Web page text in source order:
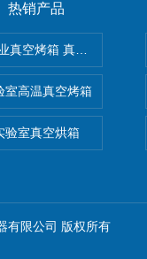
热销产品
真空烤箱 真空烘箱
室高温真空烤箱
验室真空烘箱
有限公司 版权所有